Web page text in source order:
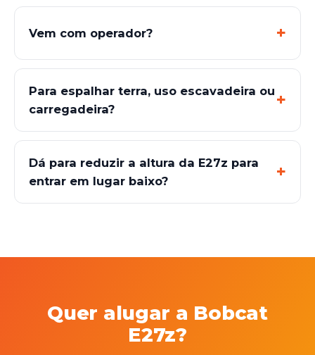
Vem com operador?
Para espalhar terra, uso escavadeira ou
carregadeira?
Dá para reduzir a altura da E27z para
entrar em lugar baixo?
Quer alugar a Bobcat
E27z?